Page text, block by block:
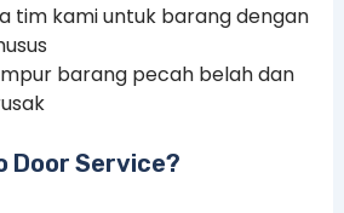
tim kami untuk barang dengan
barang pecah belah dan
Door Service?